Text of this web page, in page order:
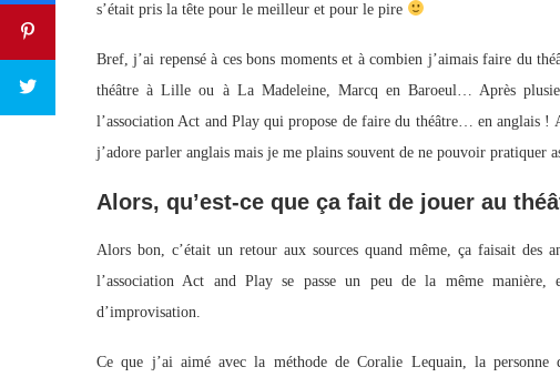
s’était pris la tête pour le meilleur et pour le pire
Bref, j’ai repensé à ces bons moments et à combien j’aimais faire du
théâtre à Lille ou à La Madeleine, Marcq en Baroeul… Après
l’association Act and Play qui propose de faire du théâtre… en anglais
j’adore parler anglais mais je me plains souvent de ne pouvoir pratiquer
Alors, qu’est-ce que ça fait de jouer au
Alors bon, c’était un retour aux sources quand même, ça faisait des
l’association Act and Play se passe un peu de la même manière,
d’improvisation.
Ce que j’ai aimé avec la méthode de Coralie Lequain, la personne